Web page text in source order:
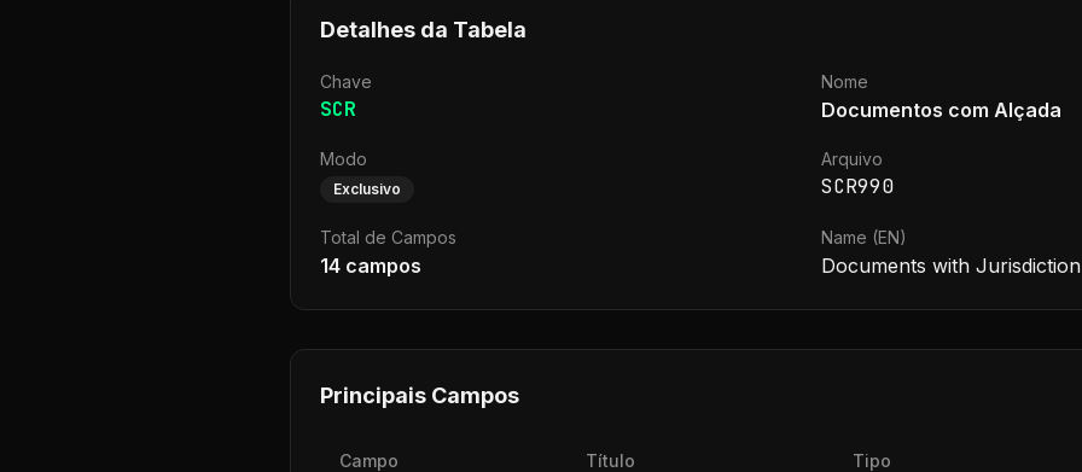
Detalhes da Tabela
Chave
SCR
Nome
Documentos com Alçada
Modo
Exclusivo
Arquivo
SCR990
Total de Campos
14 campos
Name (EN)
Documents with Jurisdiction
Principais Campos
Campo Título Tipo